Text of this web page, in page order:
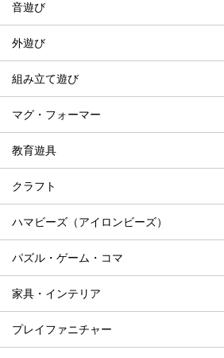
音遊び
外遊び
組み立て遊び
マグ・フォーマー
教育遊具
クラフト
ハマビーズ（アイロンビーズ）
パズル・ゲーム・コマ
家具・インテリア
プレイファニチャー